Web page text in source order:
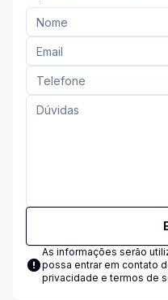
As informações serão
possa entrar em contato
privacidade e termos de